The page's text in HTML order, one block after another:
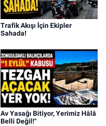
Trafik Akışı İçin Ekipler
Sahada!
Av Yasağı Bitiyor, Yerimiz Hâlâ
Belli Değil!"